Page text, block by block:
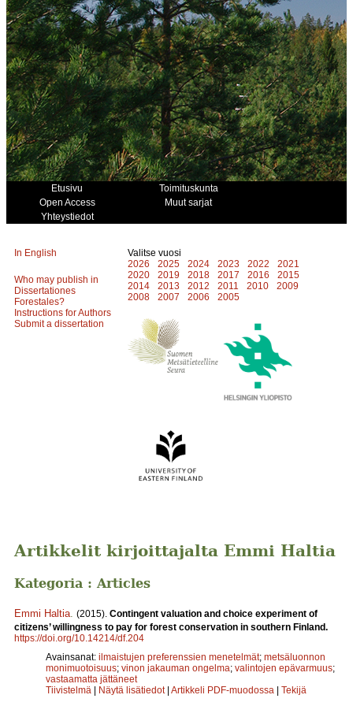
Etusivu
Toimituskunta
Open Access
Muut sarjat
Yhteystiedot
In English
Who may publish in
Dissertationes
Forestales?
Instructions for Authors
Submit a dissertation
Valitse vuosi
2026
2025 2024 2023 2022
2021
2020
2019 2018 2017 2016
2015
2014
2013 2012 2011 2010
2009
2008
2007 2006 2005
Artikkelit kirjoittajalta Emmi Haltia
Kategoria : Articles
Emmi Haltia (2015). Contingent valuation and choice experiment of
citizens’ willingness to pay for forest conservation in southern Finland.
https://doi.org/10.14214/df.204
Avainsanat: ilmaistujen preferenssien menetelmät; metsäluonnon
monimuotoisuus; vinon jakauman ongelma; valintojen epävarmuus;
vastaamatta jättäneet
Tiivistelmä | Näytä lisätiedot | Artikkeli PDF-muodossa | Tekijä